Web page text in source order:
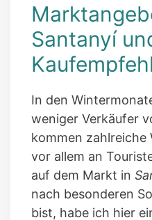
Santanyí
In den
weniger Verkäufer
kommen zahlreiche
vor allem an
auf dem Markt in
nach besonderen
bist, habe ich hier